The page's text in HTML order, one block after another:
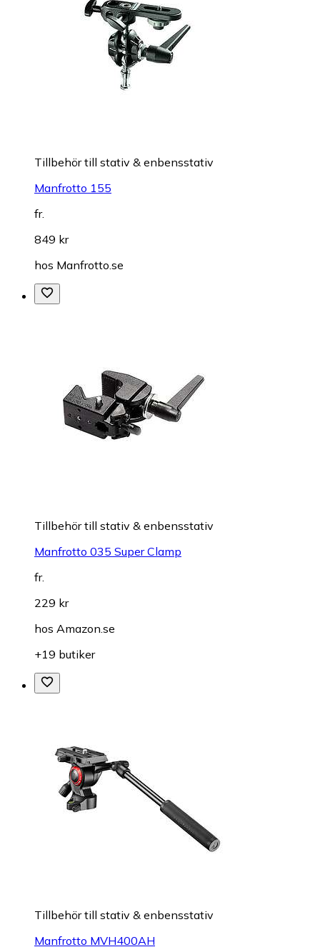
Tillbehör till stativ & enbensstativ
Manfrotto 155
fr.
849 kr
hos Manfrotto.se
Tillbehör till stativ & enbensstativ
Manfrotto 035 Super Clamp
fr.
229 kr
hos Amazon.se
+19 butiker
Tillbehör till stativ & enbensstativ
Manfrotto MVH400AH